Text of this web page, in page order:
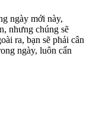
ngày mới này,
nhưng chúng sẽ
ra, bạn sẽ phải cân
ngày, luôn cẩn